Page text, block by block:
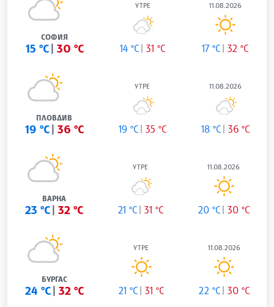
СОФИЯ
15 °C 30 °C
УТРЕ
14 °C 31 °C
11.08.2026
17 °C 32 °C
ПЛОВДИВ
19 °C 36 °C
УТРЕ
19 °C 35 °C
11.08.2026
18 °C 36 °C
ВАРНА
23 °C 32 °C
УТРЕ
21 °C 31 °C
11.08.2026
20 °C 30 °C
БУРГАС
24 °C 32 °C
УТРЕ
21 °C 31 °C
11.08.2026
22 °C 30 °C